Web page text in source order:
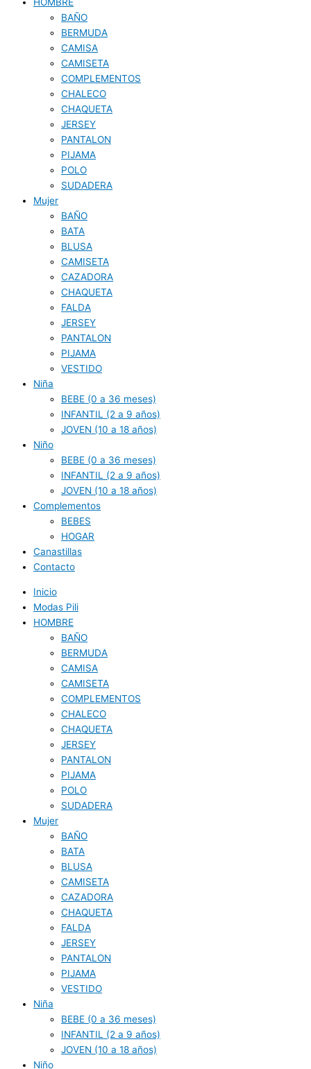
BAÑO
BERMUDA
CAMISA
CAMISETA
COMPLEMENTOS
CHALECO
CHAQUETA
JERSEY
PANTALON
PIJAMA
POLO
SUDADERA
Mujer
BAÑO
BATA
BLUSA
CAMISETA
CAZADORA
CHAQUETA
FALDA
JERSEY
PANTALON
PIJAMA
VESTIDO
Niña
BEBE (0 a 36 meses)
INFANTIL (2 a 9 años)
JOVEN (10 a 18 años)
Niño
BEBE (0 a 36 meses)
INFANTIL (2 a 9 años)
JOVEN (10 a 18 años)
Complementos
BEBES
HOGAR
Canastillas
Contacto
Inicio
Modas Pili
HOMBRE
BAÑO
BERMUDA
CAMISA
CAMISETA
COMPLEMENTOS
CHALECO
CHAQUETA
JERSEY
PANTALON
PIJAMA
POLO
SUDADERA
Mujer
BAÑO
BATA
BLUSA
CAMISETA
CAZADORA
CHAQUETA
FALDA
JERSEY
PANTALON
PIJAMA
VESTIDO
Niña
BEBE (0 a 36 meses)
INFANTIL (2 a 9 años)
JOVEN (10 a 18 años)
Niño